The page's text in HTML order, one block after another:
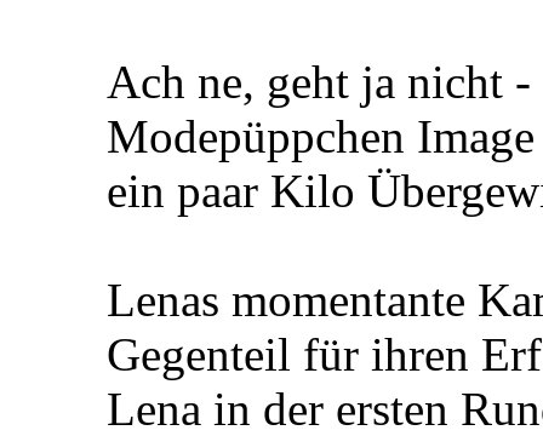
Ach ne, geht ja nicht -
Modepüppchen
ein paar Kilo
Lenas momentante
Gegenteil für ihren
Lena in der ersten